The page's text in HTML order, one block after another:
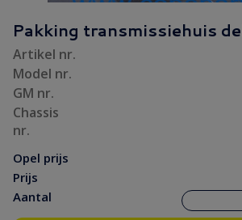
Pakking transmissiehuis
Artikel nr.
Model nr.
GM nr.
Chassis
nr.
Opel prijs
Prijs
Aantal